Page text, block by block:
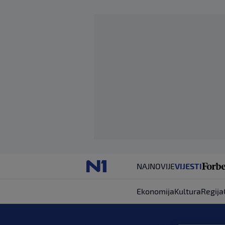
NAJNOVIJEVIJESTI
EkonomijaKulturaRegija